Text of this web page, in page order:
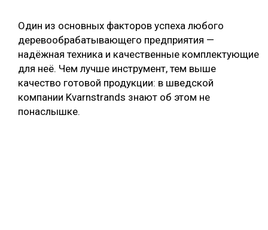
МЕБЕЛЬНОЕ ПРОИЗВОДСТВО
Один из основных факторов успеха любого
деревообрабатывающего предприятия —
надёжная техника и качественные комплектующие
для неё. Чем лучше инструмент, тем выше
качество готовой продукции: в шведской
компании Kvarnstrands знают об этом не
понаслышке.